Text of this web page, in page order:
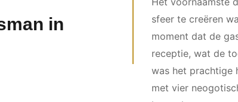
in
sfeer te creëren
moment dat de
receptie, wat de
was het prachtige
met vier